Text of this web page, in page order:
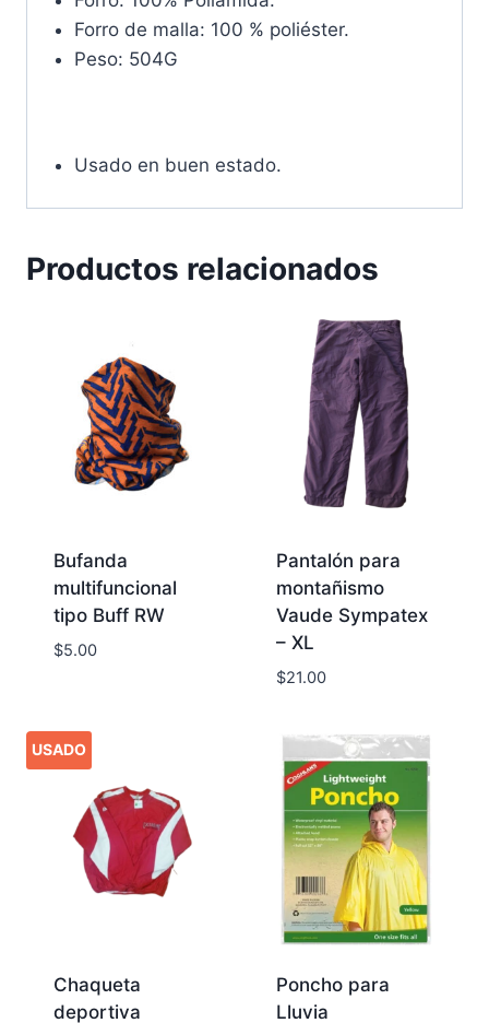
Forro de malla: 100 % poliéster.
Peso: 504G
Usado en buen estado.
Productos relacionados
Bufanda
multifuncional
tipo Buff RW
$5.00
Pantalón para
montañismo
Vaude Sympatex
– XL
$21.00
USADO
Chaqueta
deportiva
Poncho para
Lluvia